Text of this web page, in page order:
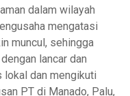
dalam wilayah
mengatasi
muncul, sehingga
lancar dan
lokal dan mengikuti
PT di Manado, Palu,